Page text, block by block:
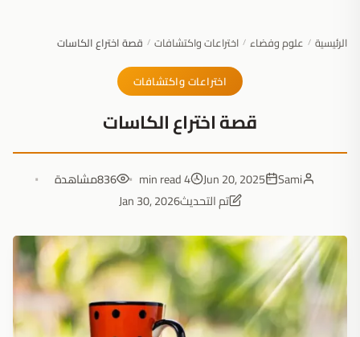
الرئيسية / علوم وفضاء / اختراعات واكتشافات / قصة اختراع الكاسات
اختراعات واكتشافات
قصة اختراع الكاسات
Sami
Jun 20, 2025
4 min read
836مشاهدة
تم التحديثJan 30, 2026